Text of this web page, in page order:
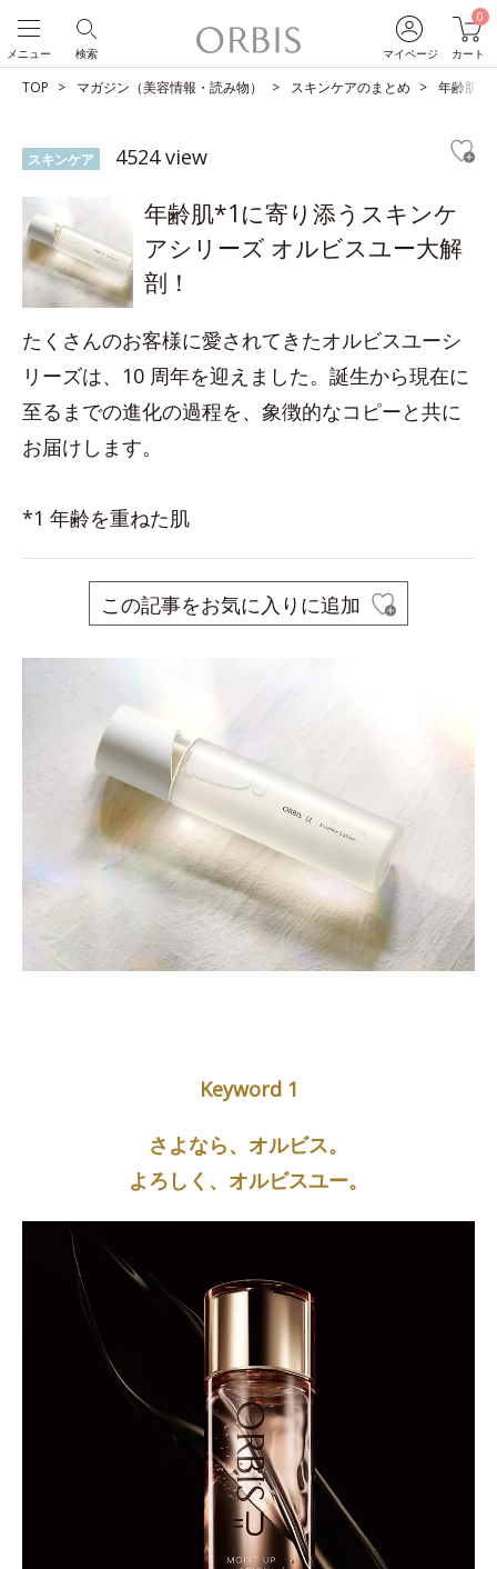
マイページ
0
カート
検索
メニュー
TOP マガジン（美容情報・読み物） スキンケアのまとめ 年齢肌*1
スキンケア 4524 view
年齢肌*1に寄り添うスキンケ
アシリーズ オルビスユー大解
剖！
たくさんのお客様に愛されてきたオルビスユーシ
リーズは、10 周年を迎えました。誕生から現在に
至るまでの進化の過程を、象徴的なコピーと共に
お届けします。
*1 年齢を重ねた肌
この記事をお気に入りに追加
Keyword 1
さよなら、オルビス。
よろしく、オルビスユー。